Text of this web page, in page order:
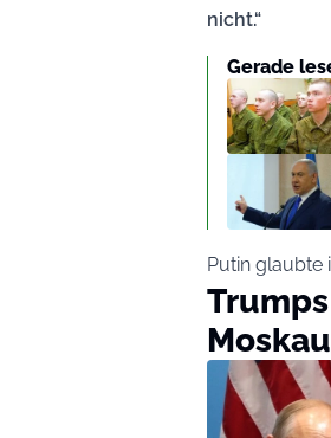
nicht.“
Gerade
Putin glaubte